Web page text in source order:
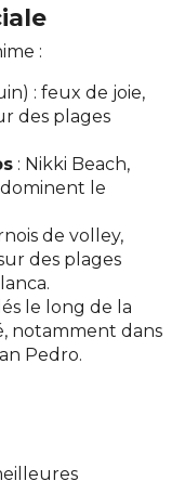
:
: feux de joie,
des plages
: Nikki Beach,
le
de volley,
des plages
le long de la
notamment dans
Pedro.